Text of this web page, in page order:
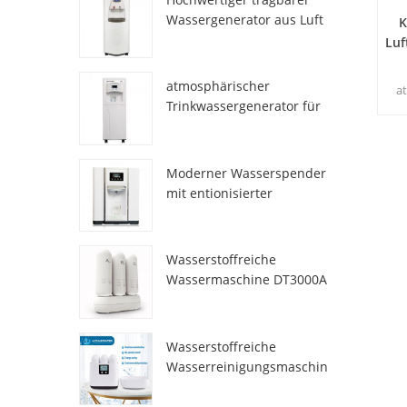
Wassergenerator aus Luft
atmosphärischer
Trinkwassergenerator für
Moderner Wasserspender
mit entionisierter
Wasserstoffreiche
Wassermaschine DT3000A
Wasserstoffreiche
Wasserreinigungsmaschin